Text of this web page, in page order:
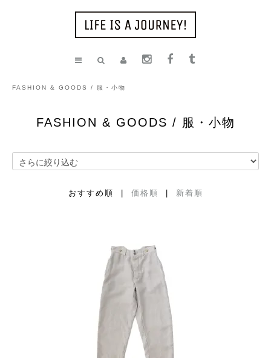
FASHION & GOODS / 服・小物
FASHION & GOODS / 服・小物
おすすめ順 | 価格順 新着順